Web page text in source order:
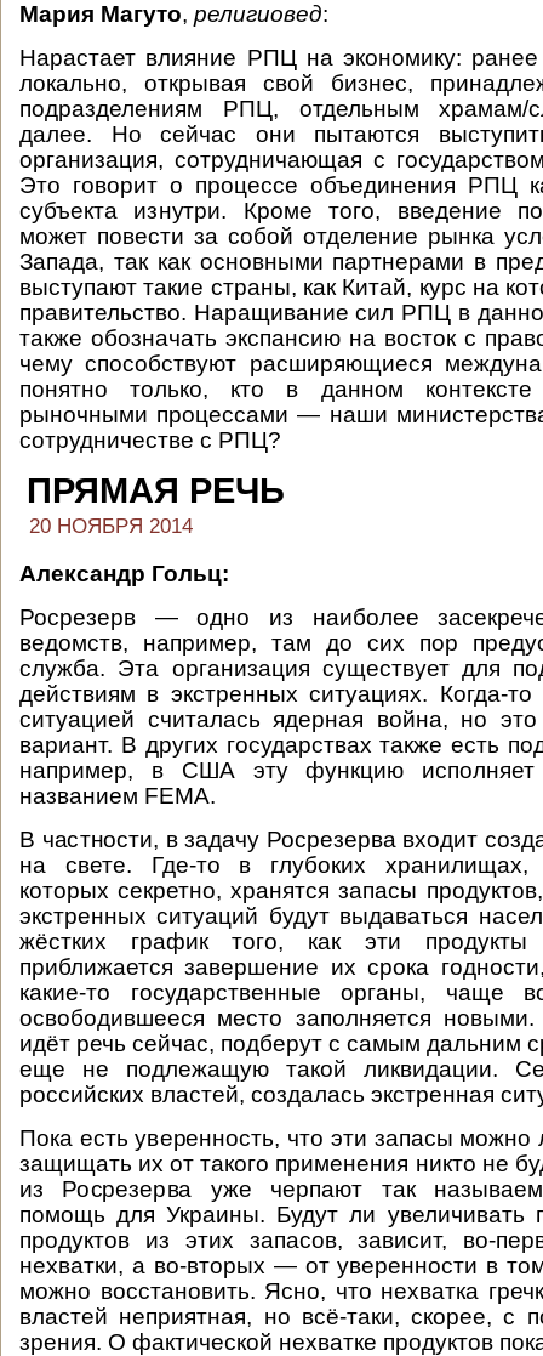
Мария Магуто, религиовед:
Нарастает влияние РПЦ на экономику:
локально, открывая свой бизнес,
подразделениям РПЦ, отдельным храмам/
далее. Но сейчас они пытаются
организация, сотрудничающая с
Это говорит о процессе объединения РПЦ
субъекта изнутри. Кроме того, введение
может повести за собой отделение рынка
Запада, так как основными партнерами в
выступают такие страны, как Китай, курс на
правительство. Наращивание сил РПЦ в
также обозначать экспансию на восток с
чему способствуют расширяющиеся
понятно только, кто в данном контексте
рыночными процессами — наши
сотрудничестве с РПЦ?
ПРЯМАЯ РЕЧЬ
20 НОЯБРЯ 2014
Александр Гольц:
Росрезерв — одно из наиболее
ведомств, например, там до сих пор
служба. Эта организация существует для
действиям в экстренных ситуациях. Когда-
ситуацией считалась ядерная война, но
вариант. В других государствах также есть
например, в США эту функцию исполняет
названием FEMA.
В частности, в задачу Росрезерва входит
на свете. Где-то в глубоких хранилищах,
которых секретно, хранятся запасы
экстренных ситуаций будут выдаваться
жёстких график того, как эти продукты
приближается завершение их срока
какие-то государственные органы, чаще
освободившееся место заполняется новыми.
идёт речь сейчас, подберут с самым дальним
еще не подлежащую такой ликвидации.
российских властей, создалась экстренная
Пока есть уверенность, что эти запасы можно
защищать их от такого применения никто не
из Росрезерва уже черпают так
помощь для Украины. Будут ли увеличивать
продуктов из этих запасов, зависит, во-
нехватки, а во-вторых — от уверенности в
можно восстановить. Ясно, что нехватка
властей неприятная, но всё-таки, скорее, с
зрения. О фактической нехватке продуктов